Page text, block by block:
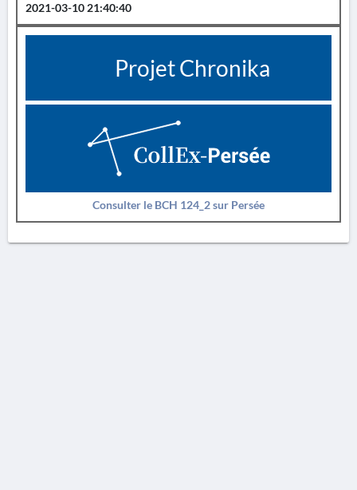
2021-03-10 21:40:40
Projet Chronika
Consulter le BCH 124_2 sur Persée